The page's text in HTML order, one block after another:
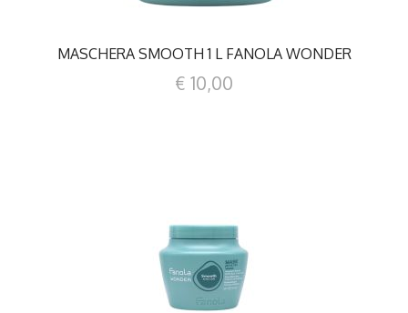
MASCHERA SMOOTH 1 L FANOLA WONDER
€ 10,00
DETTAGLI